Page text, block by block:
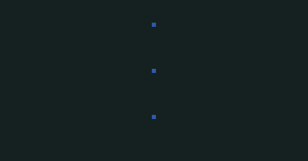
.
.
.